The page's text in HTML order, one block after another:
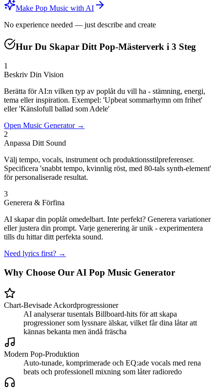
Make Pop Music with AI
No experience needed — just describe and create
Hur Du Skapar Ditt Pop-Mästerverk i 3 Steg
1
Beskriv Din Vision
Berätta för AI:n vilken typ av poplåt du vill ha - stämning, energi,
tema eller inspiration. Exempel: 'Upbeat sommarhymn om frihet'
eller 'Känslofull ballad som Adele'
Open Music Generator →
2
Anpassa Ditt Sound
Välj tempo, vocals, instrument och produktionsstilpreferenser.
Specificera 'snabbt tempo, kvinnlig röst, med 80-tals synth-element'
för personaliserade resultat.
3
Generera & Förfina
AI skapar din poplåt omedelbart. Inte perfekt? Generera variationer
eller justera din prompt. Varje generering är unik - experimentera
tills du hittar ditt perfekta sound.
Need lyrics first? →
Why Choose Our AI Pop Music Generator
Chart-Bevisade Ackordprogressioner
AI analyserar tusentals Billboard-hits för att skapa
progressioner som lyssnare älskar, vilket får dina låtar att
kännas bekanta men ändå fräscha
Modern Pop-Produktion
Auto-tunade, komprimerade och EQ:ade vocals med rena
beats och professionell mixning som låter radioredo